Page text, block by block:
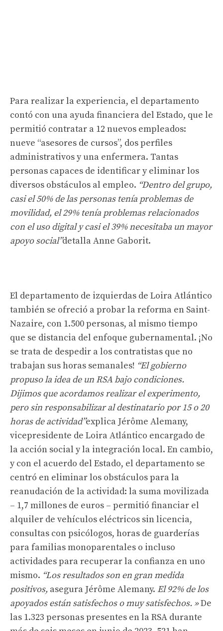
Para realizar la experiencia, el departamento
contó con una ayuda financiera del Estado, que le
permitió contratar a 12 nuevos empleados:
nueve “asesores de cursos”, dos perfiles
administrativos y una enfermera. Tantas
personas capaces de identificar y eliminar los
diversos obstáculos al empleo. “Dentro del grupo,
casi el 50% de las personas tenía problemas de
movilidad, el 29% tenía problemas relacionados
con el uso digital y casi el 39% necesitaba un mayor
apoyo social”detalla Anne Gaborit.
El departamento de izquierdas de Loira Atlántico
también se ofreció a probar la reforma en Saint-
Nazaire, con 1.500 personas, al mismo tiempo
que se distancia del enfoque gubernamental. ¡No
se trata de despedir a los contratistas que no
trabajan sus horas semanales! “El gobierno
propuso la idea de un RSA bajo condiciones.
Dijimos que acordamos realizar el experimento,
pero sin responsabilizar al destinatario por 15 o 20
horas de actividad”explica Jérôme Alemany,
vicepresidente de Loira Atlántico encargado de
la acción social y la integración local. En cambio,
y con el acuerdo del Estado, el departamento se
centró en eliminar los obstáculos para la
reanudación de la actividad: la suma movilizada
– 1,7 millones de euros – permitió financiar el
alquiler de vehículos eléctricos sin licencia,
consultas con psicólogos, horas de guarderías
para familias monoparentales o incluso
actividades para recuperar la confianza en uno
mismo. “Los resultados son en gran medida
positivos, asegura Jérôme Alemany. El 92% de los
apoyados están satisfechos o muy satisfechos. »De
las 1.323 personas presentes en la RSA durante